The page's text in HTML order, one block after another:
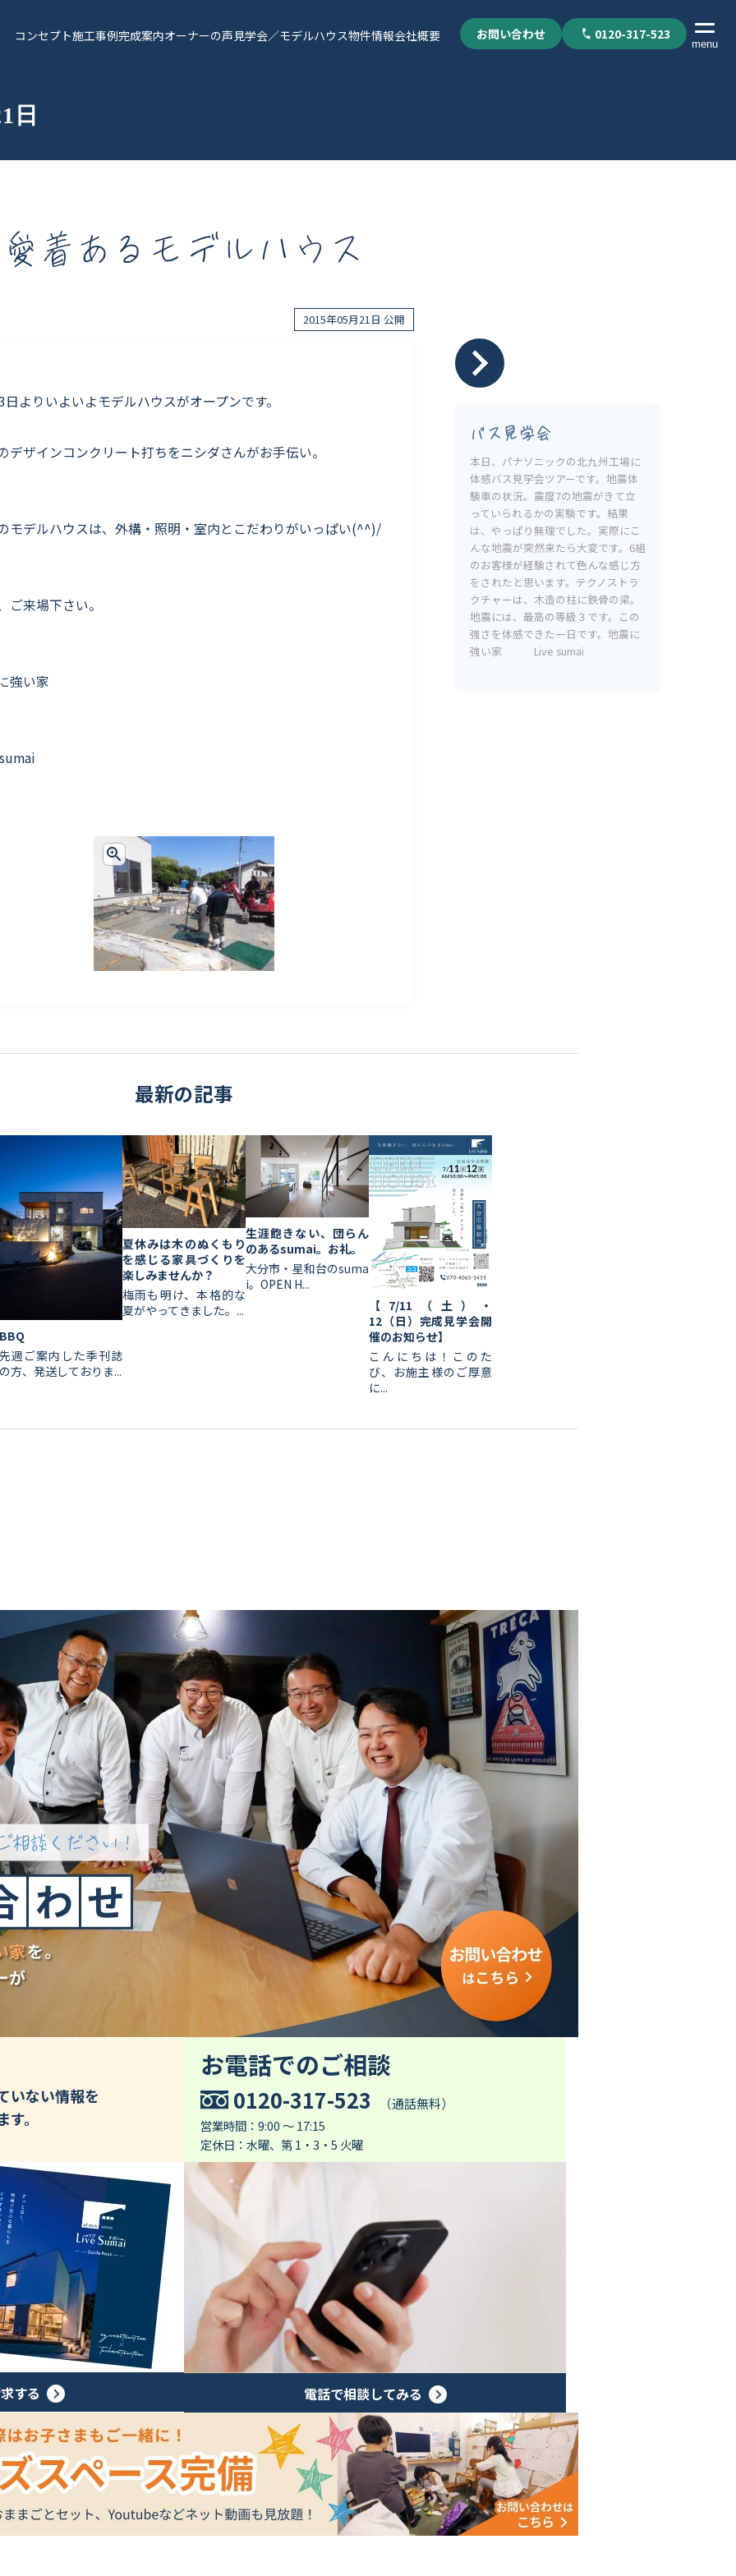
コンセプト施工事例完成案内オーナーの声見学会／モデルハウス物件情報会社概要 お問い合わせ 0120-317-523
menu
お役立ちコラム
個人情報保護方針
日
愛着あるモデルハウス
2015年05月21日 公開
日よりいよいよモデルハウスがオープンです。
デザインコンクリート打ちをニシダさんがお手伝い。
モデルハウスは、外構・照明・室内とこだわりがいっぱい(^^)/
ご来場下さい。
に強い家
バス見学会
本日、パナソニックの北九州工場に
体感バス見学会ツアーです。地震体
験車の状況。震度7の地震がきて立
っていられるかの実験です。結果
は、やっぱり無理でした。実際にこ
んな地震が突然来たら大変です。6組
のお客様が経験されて色んな感じ方
をされたと思います。テクノストラ
クチャーは、木造の柱に鉄骨の梁。
地震には、最高の等級３です。この
強さを体感できた一日です。地震に
強い家 Live sumai
最新の記事
BBQ
先週ご案内した季刊誌
の方、発送しておりま...
夏休みは木のぬくもり
を感じる家具づくりを
楽しみませんか？
梅雨も明け、本格的な
夏がやってきました。...
生涯飽きない、団らん
のあるsumai。お礼。
大分市・星和台のsuma
i。OPEN H...
【7/11（土）・
12（日）完成見学会開
催のお知らせ】
こんにちは！このた
び、お施主様のご厚意
に...
いない情報を
。
する
お電話でのご相談
0120-317-523
（通話無料）
営業時間：9:00 ～ 17:15
定休日：水曜、第 1・3・5 火曜
電話で相談してみる